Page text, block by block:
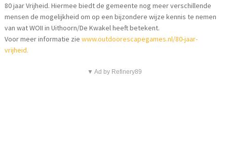
80 jaar Vrijheid. Hiermee biedt de gemeente nog meer verschillende
mensen de mogelijkheid om op een bijzondere wijze kennis te nemen
van wat WOII in Uithoorn/De Kwakel heeft betekent.
Voor meer informatie ziewww.outdoorescapegames.nl/80-jaar-
vrijheid.
▼ Ad by Refinery89